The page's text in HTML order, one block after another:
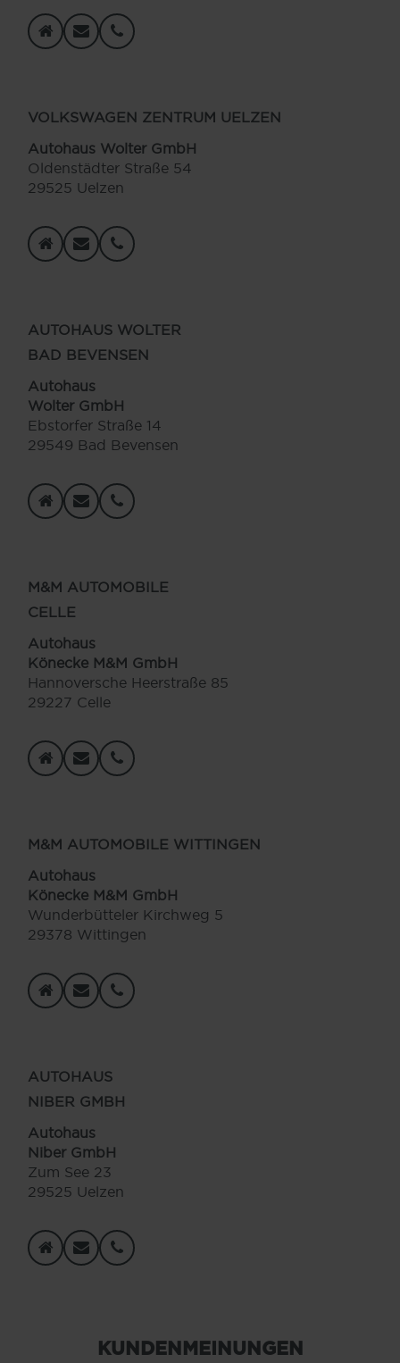
VOLKSWAGEN ZENTRUM UELZEN
Autohaus Wolter GmbH
Oldenstädter Straße 54
29525 Uelzen
AUTOHAUS WOLTER
BAD BEVENSEN
Autohaus
Wolter GmbH
Ebstorfer Straße 14
29549 Bad Bevensen
M&M AUTOMOBILE
CELLE
Autohaus
Könecke M&M GmbH
Hannoversche Heerstraße 85
29227 Celle
M&M AUTOMOBILE WITTINGEN
Autohaus
Könecke M&M GmbH
Wunderbütteler Kirchweg 5
29378 Wittingen
AUTOHAUS
NIBER GMBH
Autohaus
Niber GmbH
Zum See 23
29525 Uelzen
KUNDENMEINUNGEN